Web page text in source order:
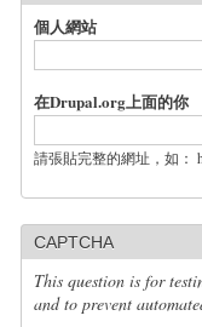
個人網站
在Drupal.org上面的你
CAPTCHA
This question is for
and to prevent